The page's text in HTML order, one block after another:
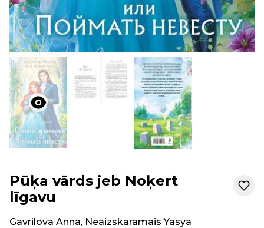
Pūķa vārds jeb Noķert
līgavu
Gavrilova Anna, Neaizskaramais Yasya